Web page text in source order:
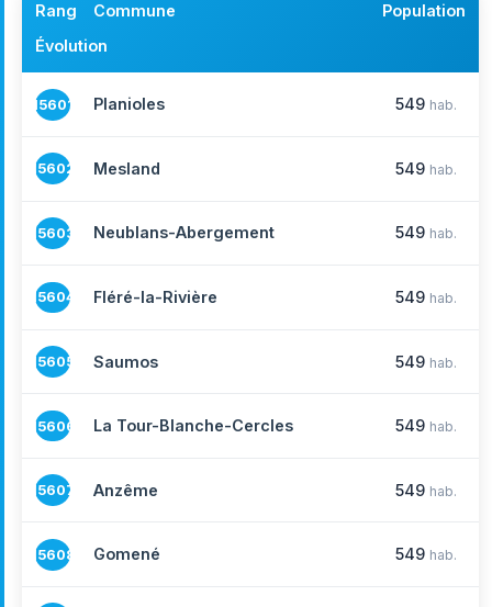
Rang Commune
Population
Évolution
15601 Planioles 549 hab.
15602 Mesland 549 hab.
15603 Neublans-Abergement 549 hab.
15604 Fléré-la-Rivière 549 hab.
15605 Saumos 549 hab.
15606 La Tour-Blanche-Cercles 549 hab.
15607 Anzême 549 hab.
15608 Gomené 549 hab.